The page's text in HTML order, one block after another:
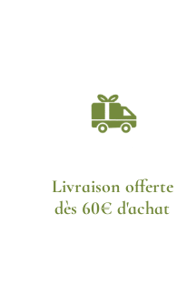
Livraison offerte
dès 60€ d'achat